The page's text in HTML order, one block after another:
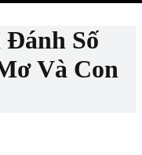
Số
Và Con